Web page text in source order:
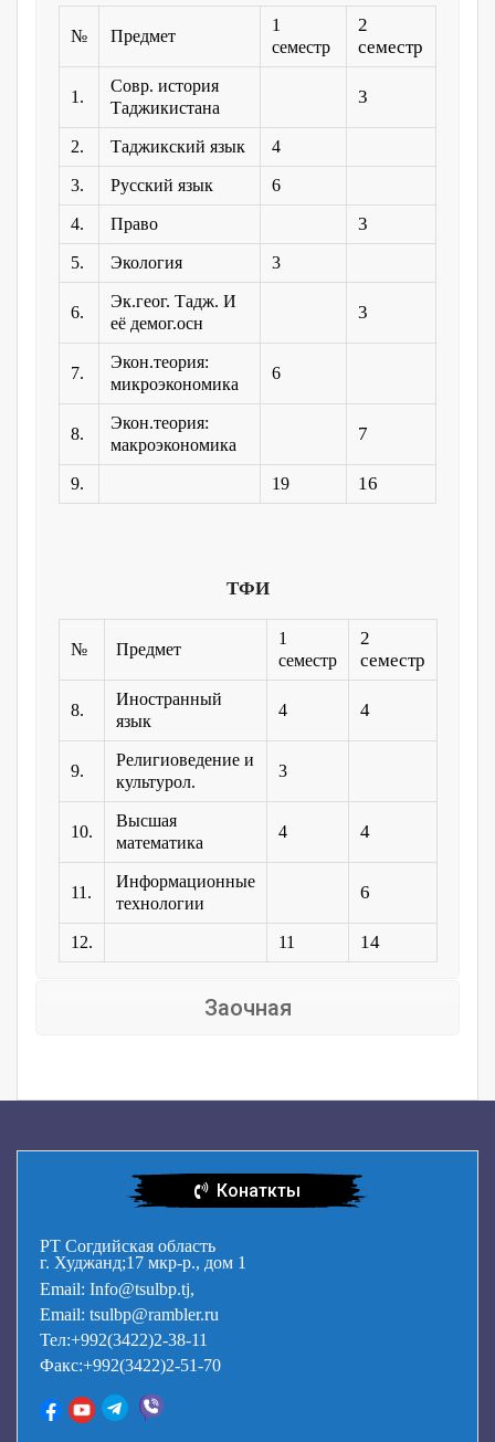
№ Предмет
1
семестр
2
семестр
1.
Совр. история
Таджикистана
3
2. Таджикский язык 4
3. Русский язык 6
4. Право 3
5. Экология 3
6.
Эк.геог. Тадж. И
её демог.осн
3
7.
Экон.теория:
микроэкономика
6
8.
Экон.теория:
макроэкономика
7
9. 19 16
ТФИ
№ Предмет
1
семестр
2
семестр
8.
Иностранный
язык
4 4
9.
Религиоведение и
культурол.
3
10.
Высшая
математика
4 4
11.
Информационные
технологии
6
12. 11 14
Заочная
Конаткты
РТ Согдийская область
г. Худжанд;17 мкр-р., дом 1
Email: Info@tsulbp.tj,
Email: tsulbp@rambler.ru
Тел:+992(3422)2-38-11
Факс:+992(3422)2-51-70